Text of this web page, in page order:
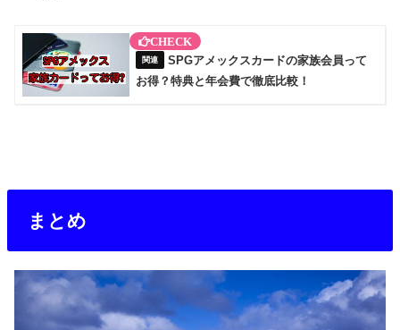
SPGアメックスカードの家族会員って
お得？特典と年会費で徹底比較！
まとめ